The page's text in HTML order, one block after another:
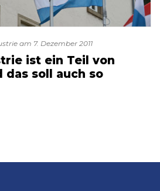
am 7. Dezember 2011
ist ein Teil von
das soll auch so